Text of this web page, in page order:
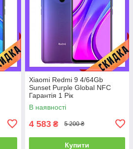
Xiaomi Redmi 9 4/64Gb
Sunset Purple Global NFC
Гарантія 1 Рік
В наявності
4 583 ₴ 5 200 ₴
Купити